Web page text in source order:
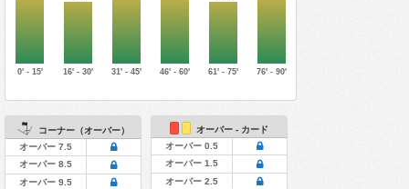
0' - 15' 16' - 30' 31' - 45' 46' - 60' 61' - 75' 76' - 90'
コーナー（オーバー）
オーバー 7.5
オーバー 8.5
オーバー 9.5
オーバー - カード
オーバー 0.5
オーバー 1.5
オーバー 2.5